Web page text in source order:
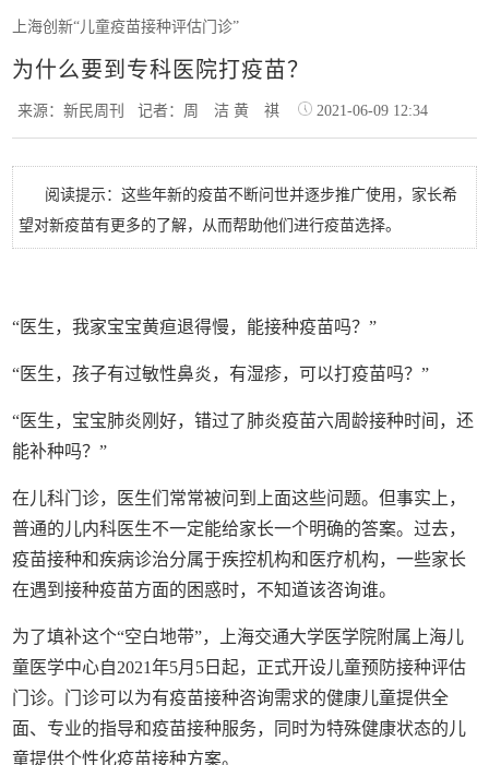
上海创新“儿童疫苗接种评估门诊”
为什么要到专科医院打疫苗？
来源：新民周刊记者：周 洁 黄 祺 2021-06-09 12:34
阅读提示：这些年新的疫苗不断问世并逐步推广使用，家长希
望对新疫苗有更多的了解，从而帮助他们进行疫苗选择。
“医生，我家宝宝黄疸退得慢，能接种疫苗吗？”
“医生，孩子有过敏性鼻炎，有湿疹，可以打疫苗吗？”
“医生，宝宝肺炎刚好，错过了肺炎疫苗六周龄接种时间，还
能补种吗？”
在儿科门诊，医生们常常被问到上面这些问题。但事实上，
普通的儿内科医生不一定能给家长一个明确的答案。过去，
疫苗接种和疾病诊治分属于疾控机构和医疗机构，一些家长
在遇到接种疫苗方面的困惑时，不知道该咨询谁。
为了填补这个“空白地带”，上海交通大学医学院附属上海儿
童医学中心自2021年5月5日起，正式开设儿童预防接种评估
门诊。门诊可以为有疫苗接种咨询需求的健康儿童提供全
面、专业的指导和疫苗接种服务，同时为特殊健康状态的儿
童提供个性化疫苗接种方案。